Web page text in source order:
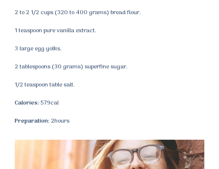
2 to 2 1/2 cups (320 to 400 grams) bread flour.
1 teaspoon pure vanilla extract.
3 large egg yolks.
2 tablespoons (30 grams) superfine sugar.
1/2 teaspoon table salt.
Calories: 579cal
Preparation: 2hours